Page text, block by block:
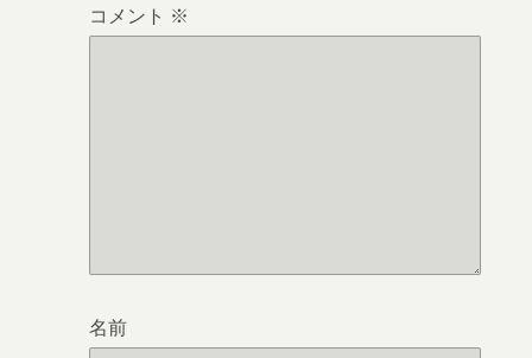
コメント ※
名前